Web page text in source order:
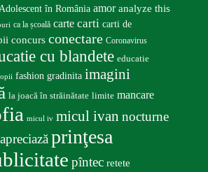
în România amor analyze this
ca la școală carte carti carti de
concurs conectare Coronavirus
cu blandete educatie
fashion gradinita imagini
la joacă în străinătate limite mancare
micul iv micul ivan nocturne
prinţesa
pîntec retete